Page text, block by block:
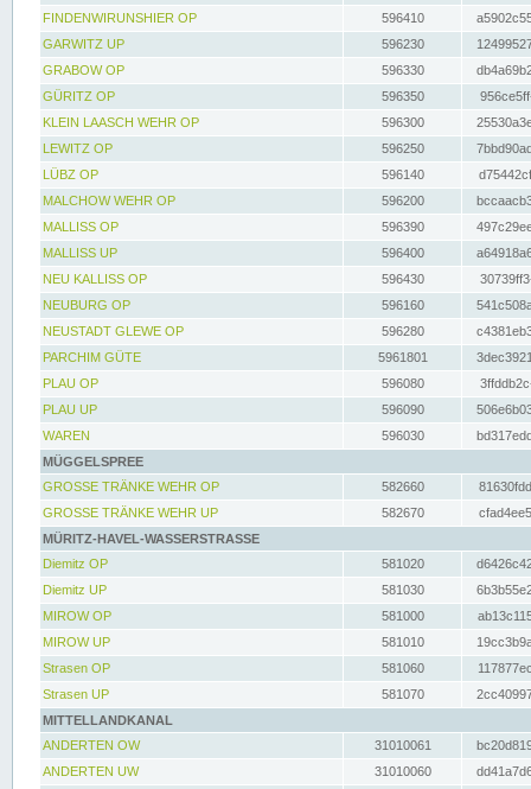
FINDENWIRUNSHIER OP
596410
GARWITZ UP
596230
GRABOW OP
596330
GÜRITZ OP
596350
KLEIN LAASCH WEHR OP
596300
LEWITZ OP
596250
LÜBZ OP
596140
MALCHOW WEHR OP
596200
MALLISS OP
596390
MALLISS UP
596400
NEU KALLISS OP
596430
NEUBURG OP
596160
NEUSTADT GLEWE OP
596280
PARCHIM GÜTE
5961801
PLAU OP
596080
PLAU UP
596090
WAREN
596030
MÜGGELSPREE
GROSSE TRÄNKE WEHR OP
582660
GROSSE TRÄNKE WEHR UP
582670
MÜRITZ-HAVEL-WASSERSTRASSE
Diemitz OP
581020
Diemitz UP
581030
MIROW OP
581000
MIROW UP
581010
Strasen OP
581060
Strasen UP
581070
MITTELLANDKANAL
ANDERTEN OW
31010061
ANDERTEN UW
31010060